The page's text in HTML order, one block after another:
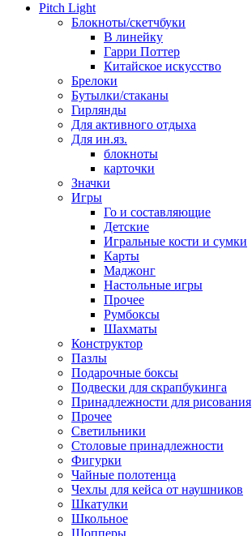
Pitch Light
Блокноты/скетчбуки
В линейку
Гарри Поттер
Китайское искусство
Брелоки
Бутылки/стаканы
Гирлянды
Для активного отдыха
Для ин.яз.
блокноты
карточки
Значки
Игры
Го и составляющие
Детские
Игральные кости и сумки
Карты
Маджонг
Настольные игры
Прочее
Румбоксы
Шахматы
Конструктор
Пазлы
Подарочные боксы
Подвески для скрапбукинга
Принадлежности для рисования
Прочее
Светильники
Столовые принадлежности
Фигурки
Чайные полотенца
Чехлы для кейса от наушников
Шкатулки
Школьное
Шопперы